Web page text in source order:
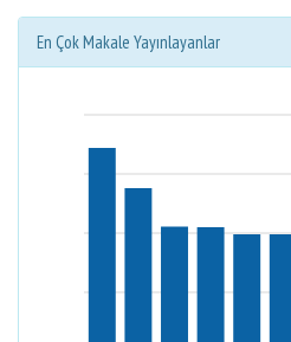
En Çok Makale Yayınlayanlar